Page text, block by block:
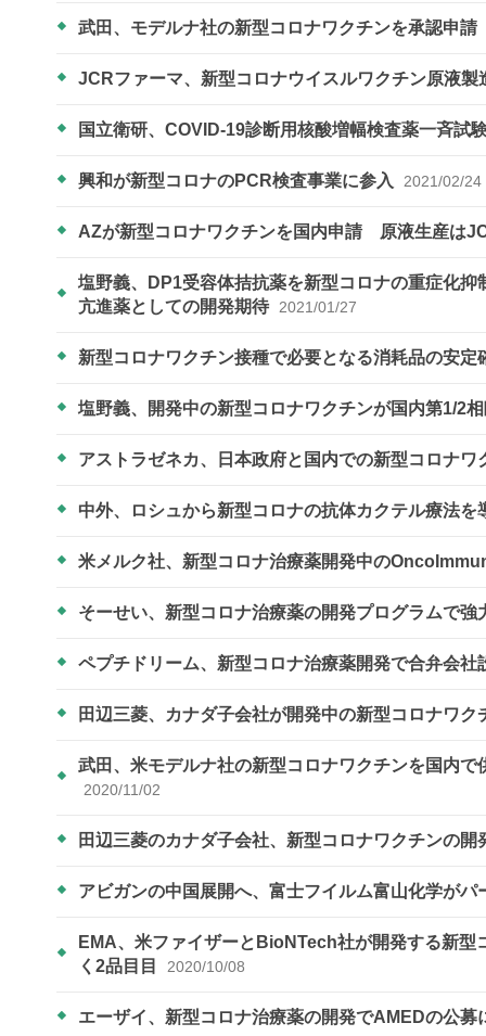
武田、モデルナ社の新型コロナワクチンを承認申請
JCRファーマ、新型コロナウイスルワクチン原液
国立衛研、COVID-19診断用核酸増幅検査薬一斉試
興和が新型コロナのPCR検査事業に参入 2021/02/24
AZが新型コロナワクチンを国内申請 原液生産は
塩野義、DP1受容体拮抗薬を新型コロナの重症化
亢進薬としての開発期待 2021/01/27
新型コロナワクチン接種で必要となる消耗品の安
塩野義、開発中の新型コロナワクチンが国内第1/2
アストラゼネカ、日本政府と国内での新型コロナ
中外、ロシュから新型コロナの抗体カクテル療法を
米メルク社、新型コロナ治療薬開発中の
そーせい、新型コロナ治療薬の開発プログラムで
ペプチドリーム、新型コロナ治療薬開発で合弁会社
田辺三菱、カナダ子会社が開発中の新型コロナワ
武田、米モデルナ社の新型コロナワクチンを国内
2020/11/02
田辺三菱のカナダ子会社、新型コロナワクチンの
アビガンの中国展開へ、富士フイルム富山化学が
EMA、米ファイザーとBioNTech社が開発する新
く2品目目
2020/10/08
エーザイ、新型コロナ治療薬の開発でAMEDの公